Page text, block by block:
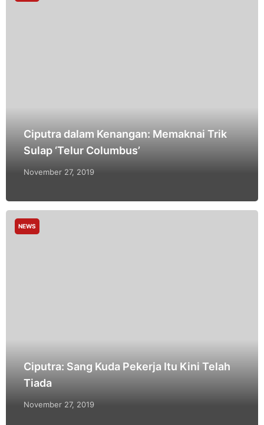
Ciputra dalam Kenangan: Memaknai Trik
Sulap ‘Telur Columbus’
November 27, 2019
Ciputra: Sang Kuda Pekerja Itu Kini Telah
Tiada
November 27, 2019
NEWS